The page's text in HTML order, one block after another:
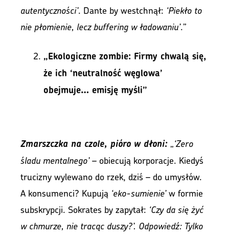
autentyczności’. Dante by westchnął: ‘Piekło to
nie płomienie, lecz buffering w ładowaniu’.”
„Ekologiczne zombie: Firmy chwalą się,
że ich ‘neutralność węglowa’
obejmuje… emisję myśli”
Zmarszczka na czole, pióro w dłoni:
‘Zero
śladu mentalnego’– obiecują korporacje. Kiedyś
trucizny wylewano do rzek, dziś – do umysłów.
A konsumenci? Kupują ‘eko-sumienie’w formie
subskrypcji. Sokrates by zapytał: ‘Czy da się żyć
w chmurze, nie tracąc duszy?’. Odpowiedź: Tylko